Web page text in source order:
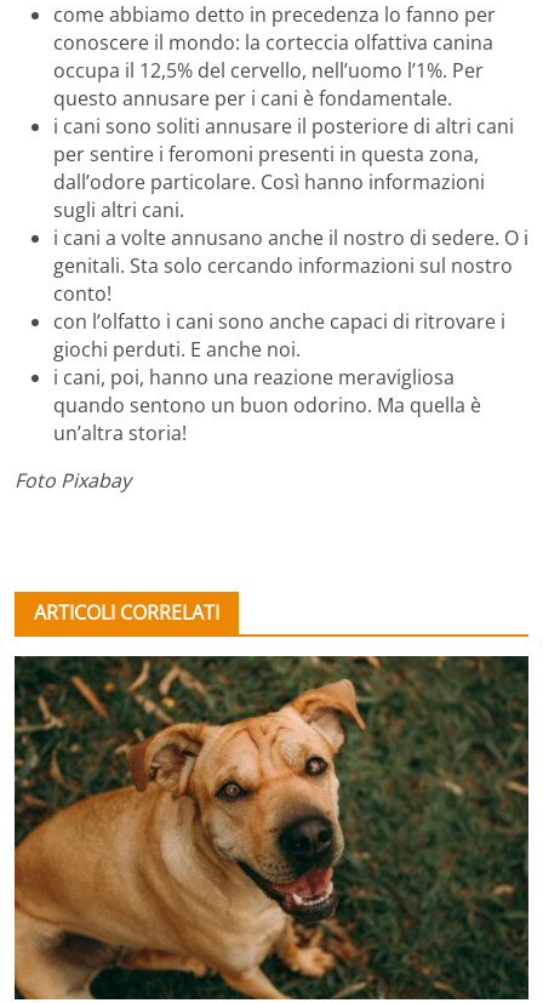
come abbiamo detto in precedenza lo fanno per
conoscere il mondo: la corteccia olfattiva canina
occupa il 12,5% del cervello, nell’uomo l’1%. Per
questo annusare per i cani è fondamentale.
i cani sono soliti annusare il posteriore di altri cani
per sentire i feromoni presenti in questa zona,
dall’odore particolare. Così hanno informazioni
sugli altri cani.
i cani a volte annusano anche il nostro di sedere. O i
genitali. Sta solo cercando informazioni sul nostro
conto!
con l’olfatto i cani sono anche capaci di ritrovare i
giochi perduti. E anche noi.
i cani, poi, hanno una reazione meravigliosa
quando sentono un buon odorino. Ma quella è
un’altra storia!
Foto Pixabay
ARTICOLI CORRELATI